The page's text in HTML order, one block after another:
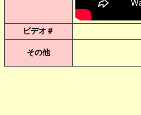
ビデオ＃
その他